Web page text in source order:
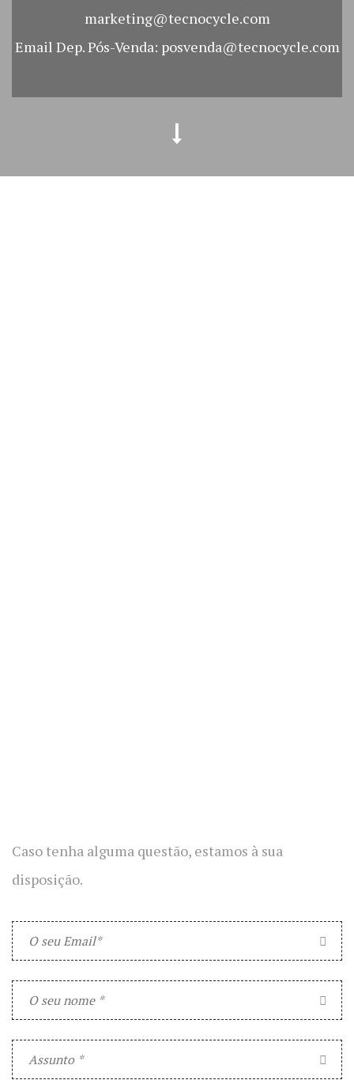
marketing@tecnocycle.com
Email Dep. Pós-Venda: posvenda@tecnocycle.com
Caso tenha alguma questão, estamos à sua
disposição.